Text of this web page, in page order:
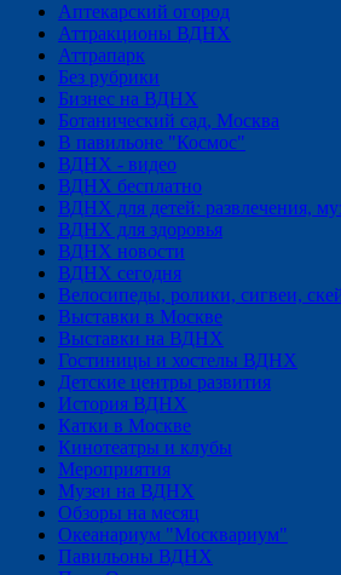
Аптекарский огород
Аттракционы ВДНХ
Аттрапарк
Без рубрики
Бизнес на ВДНХ
Ботанический сад, Москва
В павильоне "Космос"
ВДНХ - видео
ВДНХ бесплатно
ВДНХ для детей: развлечения,
ВДНХ для здоровья
ВДНХ новости
ВДНХ сегодня
Велосипеды, ролики, сигвеи,
Выставки в Москве
Выставки на ВДНХ
Гостиницы и хостелы ВДНХ
Детские центры развития
История ВДНХ
Катки в Москве
Кинотеатры и клубы
Мероприятия
Музеи на ВДНХ
Обзоры на месяц
Океанариум "Москвариум"
Павильоны ВДНХ